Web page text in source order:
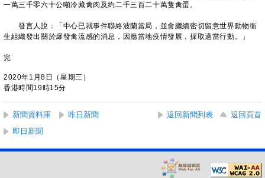
一萬三千零六十公噸冷藏禽肉及約二千三百二十萬隻禽蛋。
發言人說：「中心已就事件聯絡波蘭當局，並會繼續密切留意世界動物衞
生組織發出關於爆發禽流感的消息，因應當地疫情發展，採取適當行動。」
完
2020年1月8日（星期三）
香港時間19時15分
新聞資料庫 昨日新聞 返回新聞列表
返回頁首
即日新聞